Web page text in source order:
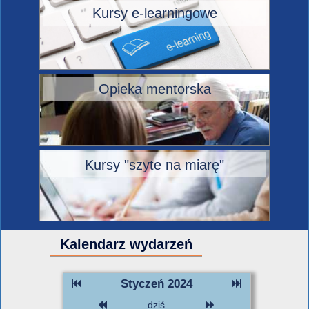
Kursy e-learningowe
Opieka mentorska
Kursy "szyte na miarę"
Kalendarz wydarzeń
Styczeń 2024
dziś